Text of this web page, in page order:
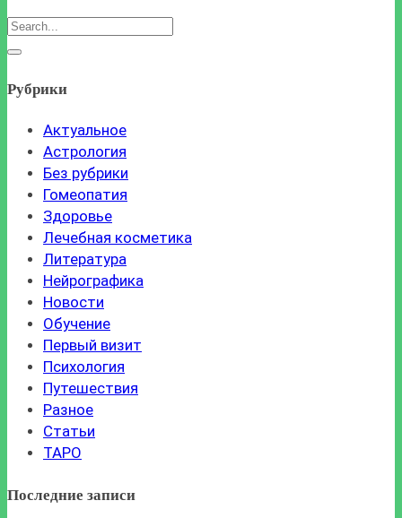
Рубрики
Актуальное
Астрология
Без рубрики
Гомеопатия
Здоровье
Лечебная косметика
Литература
Нейрографика
Новости
Обучение
Первый визит
Психология
Путешествия
Разное
Статьи
ТАРО
Последние записи